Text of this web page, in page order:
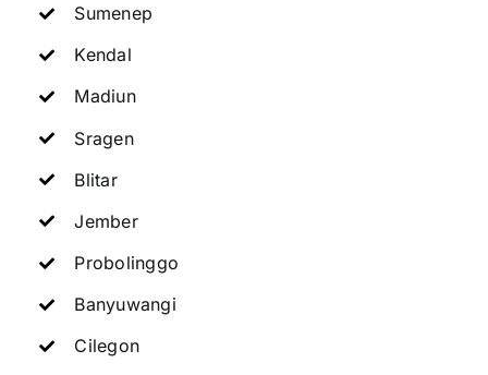
Sumenep
Kendal
Madiun
Sragen
Blitar
Jember
Probolinggo
Banyuwangi
Cilegon